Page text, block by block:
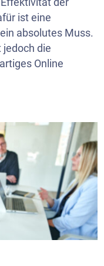
ist eine
absolutes Muss.
die
Online